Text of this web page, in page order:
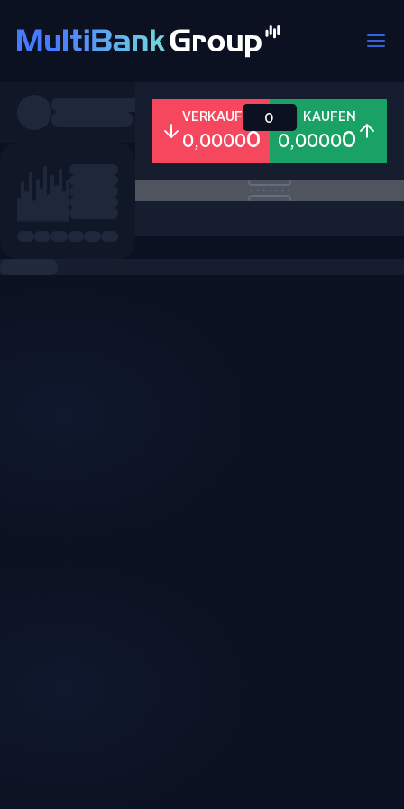
Alle Forex Metalle Aktien
VERKAUFEN
0,00000
KAUFEN
0,00000
0